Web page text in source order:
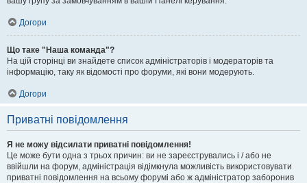
Догори
Що таке "Наша команда"?
На цій сторінці ви знайдете список адміністраторів і модераторів та
інформацію, таку як відомості про форуми, які вони модерують.
Догори
Приватні повідомлення
Я не можу відсилати приватні повідомлення!
Це може бути одна з трьох причин: ви не зареєструвались і / або не
ввійшли на форум, адміністрація відімкнула можливість використовувати
приватні повідомлення на всьому форумі або ж адміністратор заборонив